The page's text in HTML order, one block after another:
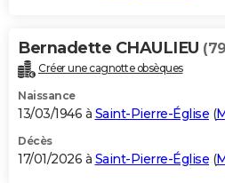
Carte de Noël
Carte Bonne année
Carte Saint-Valentin
Carte Pâques
Carte d'anniversaire
DICTIONNAIRE
Dictionnaire
Biographies
Citations
Expressions
Proverbes
PROGRAMME TV
S'inscrire
Se connecter
Lycées
Collèges
Primaires
Universités
Entreprises
Service militaire
Avis de recherche
AVIS DE DÉCÈS
Bernadette CHAULIEU
Créer une cagnotte obsèques
Naissance
13/03/1946 à Saint-Pierre-Église (
Décès
17/01/2026 à Saint-Pierre-Église (